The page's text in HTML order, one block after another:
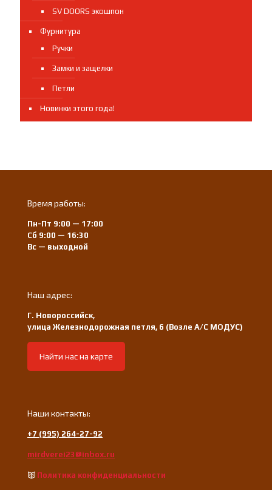
SV DOORS экошпон
Фурнитура
Ручки
Замки и защелки
Петли
Новинки этого года!
Время работы:
Пн-Пт 9:00 — 17:00
Сб 9:00 — 16:30
Вс — выходной
Наш адрес:
Г. Новороссийск,
улица Железнодорожная петля, 6 (Возле А/С МОДУС)
Найти нас на карте
Наши контакты:
+7 (995) 264-27-92
mirdverei23@inbox.ru
Политика конфиденциальности